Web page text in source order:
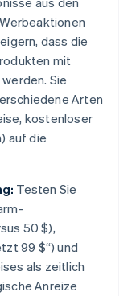
dass die
mit
Sie
Arten
kostenloser
auf die
Testen Sie
50 $),
99 $“) und
als zeitlich
Anreize